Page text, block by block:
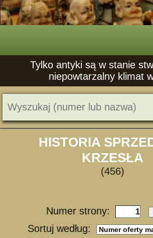
Tylko antyki są w stanie
niepowtarzalny klimat
HISTORIA
KRZESŁA
(456)
Numer strony:
Sortuj według: